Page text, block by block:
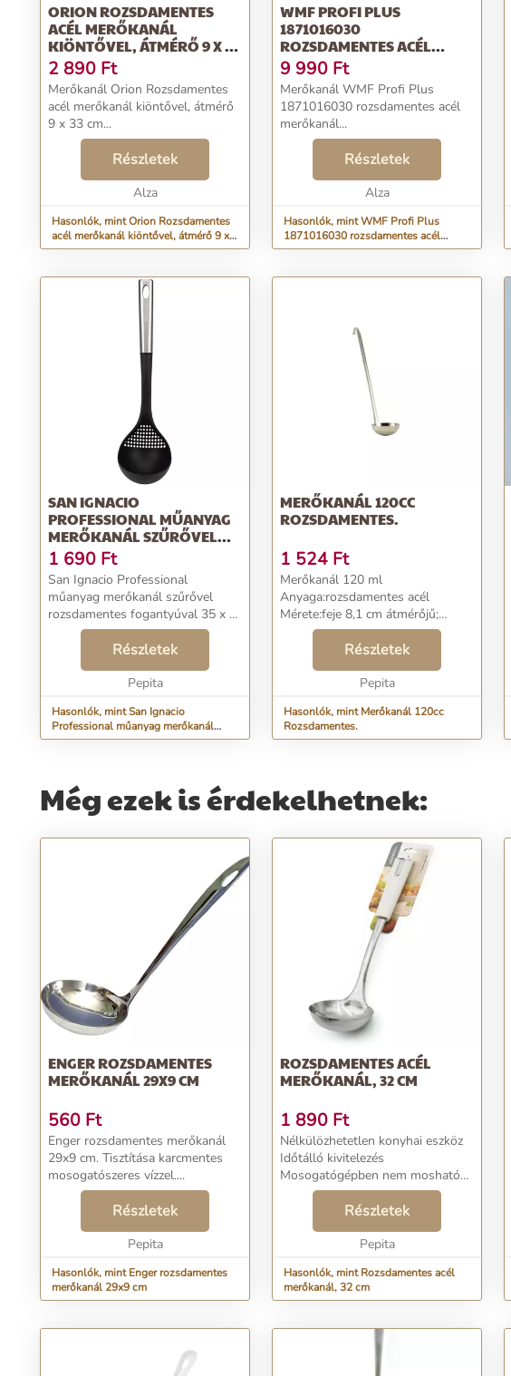
ORION ROZSDAMENTES
ACÉL MERŐKANÁL
KIÖNTŐVEL, ÁTMÉRŐ 9 X 33
CM
2 890 Ft
Merőkanál Orion Rozsdamentes
acél merőkanál kiöntővel, átmérő
9 x 33 cm...
Részletek
Alza
Hasonlók, mint Orion Rozsdamentes
acél merőkanál kiöntővel, átmérő 9 x
33 cm
WMF PROFI PLUS
1871016030
ROZSDAMENTES ACÉL
MERŐKANÁL
9 990 Ft
Merőkanál WMF Profi Plus
1871016030 rozsdamentes acél
merőkanál...
Részletek
Alza
Hasonlók, mint WMF Profi Plus
1871016030 rozsdamentes acél
merőkanál
SAN IGNACIO
PROFESSIONAL MŰANYAG
MERŐKANÁL SZŰRŐVEL
ROZSDAMENTES...
1 690 Ft
San Ignacio Professional
műanyag merőkanál szűrővel
rozsdamentes fogantyúval 35 x 8
cm. Tisztítása karcmentes
mosogatószeres vízzel.
Ajánlásunk: a terméket a
következő linken található
Részletek
Pepita
Hasonlók, mint San Ignacio
Professional műanyag merőkanál
szűrővel rozsdamentes...
MERŐKANÁL 120CC
ROZSDAMENTES.
1 524 Ft
Merőkanál 120 ml
Anyaga:rozsdamentes acél
Mérete:feje 8,1 cm átmérőjű;
nyele: 30,5 cm Űrtartalma:120 ml
Súlya:120 g Tisztítása:semleges
folyékony mosogatószerrel mossa
el. Kerülje a karcosodást okozó ...
Részletek
Pepita
Hasonlók, mint Merőkanál 120cc
Rozsdamentes.
Még ezek is érdekelhetnek:
ENGER ROZSDAMENTES
MERŐKANÁL 29X9 CM
560 Ft
Enger rozsdamentes merőkanál
29x9 cm. Tisztítása karcmentes
mosogatószeres vízzel....
Részletek
Pepita
Hasonlók, mint Enger rozsdamentes
merőkanál 29x9 cm
ROZSDAMENTES ACÉL
MERŐKANÁL, 32 CM
1 890 Ft
Nélkülözhetetlen konyhai eszköz
Időtálló kivitelezés
Mosogatógépben nem mosható
Rozsdamentes acél merőkanál, 32
családnak? Mindegy hogy
húsleves, gulyásleves...
Részletek
Pepita
Hasonlók, mint Rozsdamentes acél
merőkanál, 32 cm